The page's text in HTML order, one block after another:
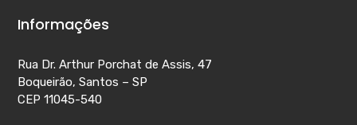
Informações
Rua Dr. Arthur Porchat de Assis, 47
Boqueirão, Santos – SP
CEP 11045-540